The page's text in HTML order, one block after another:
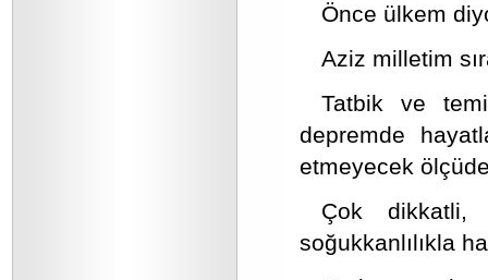
Önce ülkem
Aziz milletim
Tatbik ve
depremde
etmeyecek
Çok dikkatli,
soğukkanlılıkla